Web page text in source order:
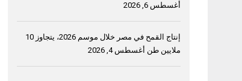
أغسطس 6, 2026
إنتاج القمح في مصر خلال موسم 2026، يتجاوز 10
ملايين طن أغسطس 4, 2026